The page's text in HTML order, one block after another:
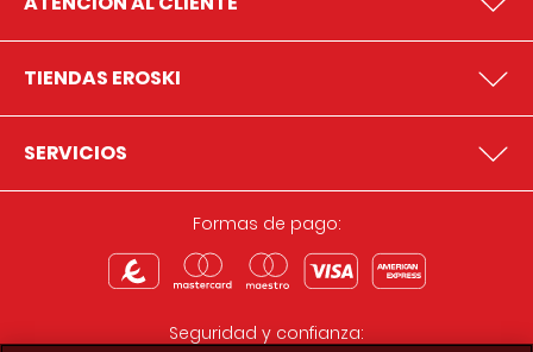
TIENDAS EROSKI
SERVICIOS
Formas de pago:
Seguridad y confianza: